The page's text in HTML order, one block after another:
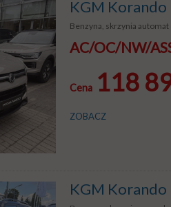
KGM
Benzyna, skrzynia
AC/OC/NW/
Cena 118
ZOBACZ
KGM